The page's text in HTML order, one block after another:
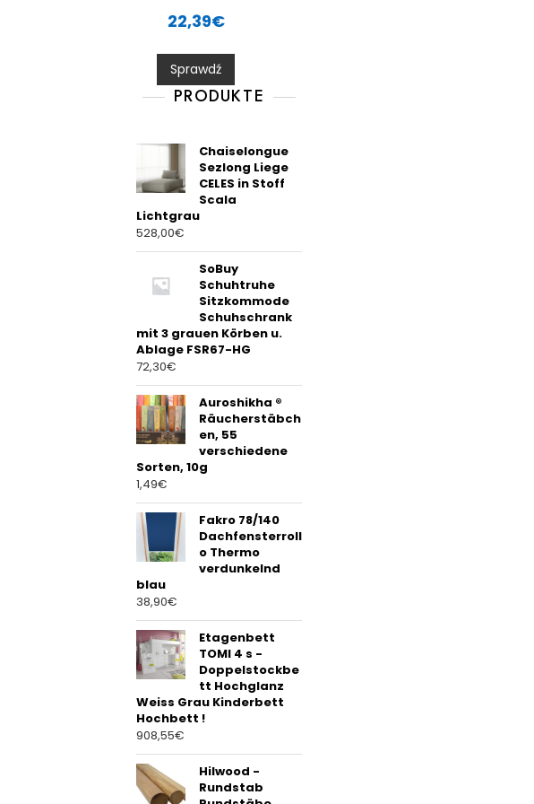
a
t
0
o
u
t
22,39€
Sprawdź
PRODUKTE
Chaiselongue
Sezlong Liege
CELES in Stoff
Scala
Lichtgrau
528,00€
SoBuy
Schuhtruhe
Sitzkommode
Schuhschrank
mit 3 grauen Körben u.
Ablage FSR67-HG
72,30€
Auroshikha ®
Räucherstäbch
en, 55
verschiedene
Sorten, 10g
1,49€
Fakro 78/140
Dachfensterroll
o Thermo
verdunkelnd
blau
38,90€
Etagenbett
TOMI 4 s -
Doppelstockbe
tt Hochglanz
Weiss Grau Kinderbett
Hochbett !
908,55€
Hilwood -
Rundstab